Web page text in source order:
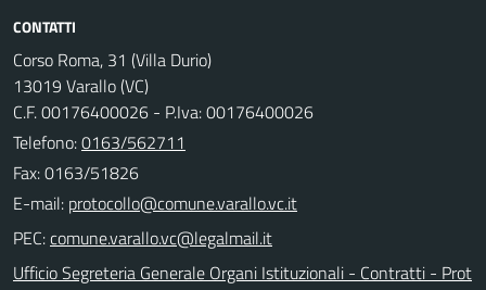
CONTATTI
Corso Roma, 31 (Villa Durio)
13019 Varallo (VC)
C.F. 00176400026 - P.Iva: 00176400026
Telefono:0163/562711
Fax: 0163/51826
E-mail:
PEC:
Ufficio Segreteria Generale Organi Istituzionali - Contratti - Prot